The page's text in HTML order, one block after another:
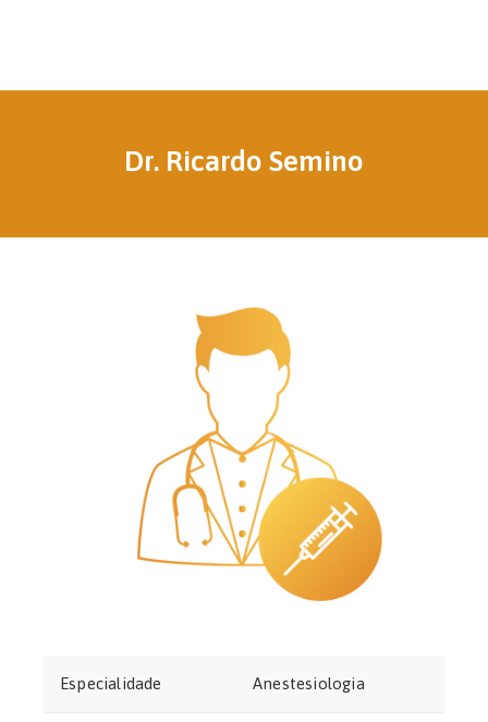
Dr. Ricardo Semino
Especialidade Anestesiologia